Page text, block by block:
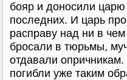
бояр и доносили
последних. И царь
расправу над ни в
бросали в тюрьмы,
отдавали
погибли уже таким